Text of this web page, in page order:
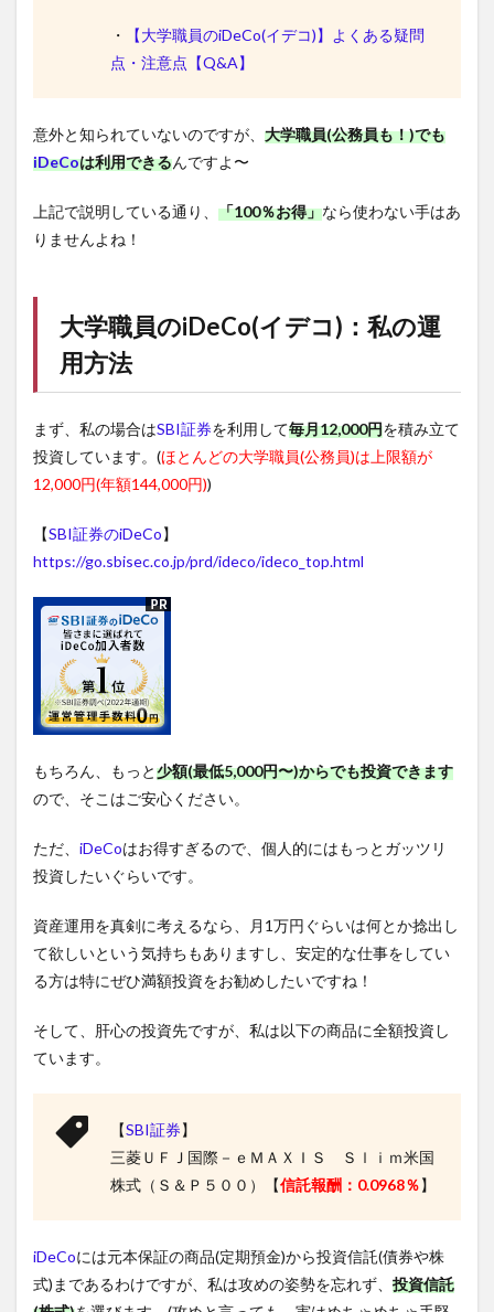
・
【大学職員のiDeCo(イデコ)】よくある疑問
点・注意点【Q&A】
意外と知られていないのですが、 大学職員(公務員も！)でも
iDeCoは利用できるんですよ〜
上記で説明している通り、 「100％お得」なら使わない手はあ
りませんよね！
大学職員のiDeCo(イデコ) ：私の運
用方法
まず、私の場合はSBI証券を利用して毎月12,000円を積み立て
投資しています。(ほとんどの大学職員(公務員)は上限額が
12,000円(年額144,000円))
【SBI証券のiDeCo】
https://go.sbisec.co.jp/prd/ideco/ideco_top.html
もちろん、もっと少額(最低5,000円〜)からでも投資できます
ので、そこはご安心ください。
ただ、 iDeCoはお得すぎるので、個人的にはもっとガッツリ
投資したいぐらいです。
資産運用を真剣に考えるなら、月1万円ぐらいは何とか捻出し
て欲しいという気持ちもありますし、安定的な仕事をしてい
る方は特にぜひ満額投資をお勧めしたいですね！
そして、肝心の投資先ですが、私は以下の商品に全額投資し
ています。
【SBI証券】
三菱ＵＦＪ国際－ｅＭＡＸＩＳ Ｓｌｉｍ米国
株式（Ｓ＆Ｐ５００）【信託報酬：0.0968％】
iDeCoには元本保証の商品(定期預金)から投資信託(債券や株
式)まであるわけですが、私は攻めの姿勢を忘れず、 投資信託